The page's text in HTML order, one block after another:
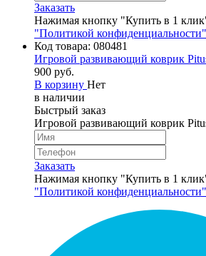
Заказать
Нажимая кнопку "Купить в 1
"Политикой конфиденциальности"
Код товара: 080481
Игровой развивающий коврик
900 руб.
В корзину Нет
в наличии
Быстрый заказ
Игровой развивающий коврик
Заказать
Нажимая кнопку "Купить в 1
"Политикой конфиденциальности"